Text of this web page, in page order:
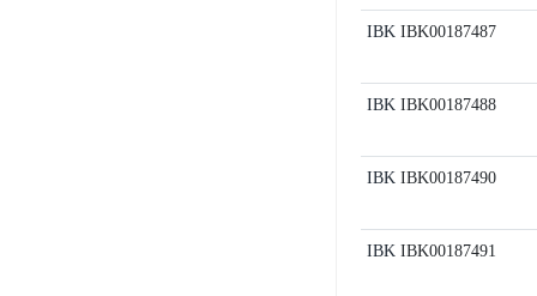
IBK IBK00187487
IBK IBK00187488
IBK IBK00187490
IBK IBK00187491